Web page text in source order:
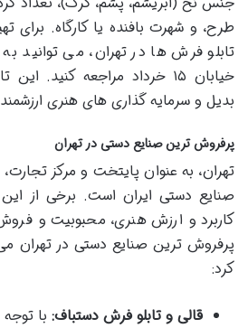
طرح، و شهرت بافنده یا کارگاه. برای
تابلو فرش ها در تهران، می توانید
خیابان ۱۵ خرداد مراجعه کنید.
بدیل و سرمایه گذاری های هنری
پرفروش ترین صنایع دستی در تهران
تهران، به عنوان پایتخت و مرکز
صنایع دستی ایران است. برخی از این
کاربرد و ارزش هنری، محبوبیت و
پرفروش ترین صنایع دستی در تهران می
کرد:
قالی و تابلو فرش دستباف: با